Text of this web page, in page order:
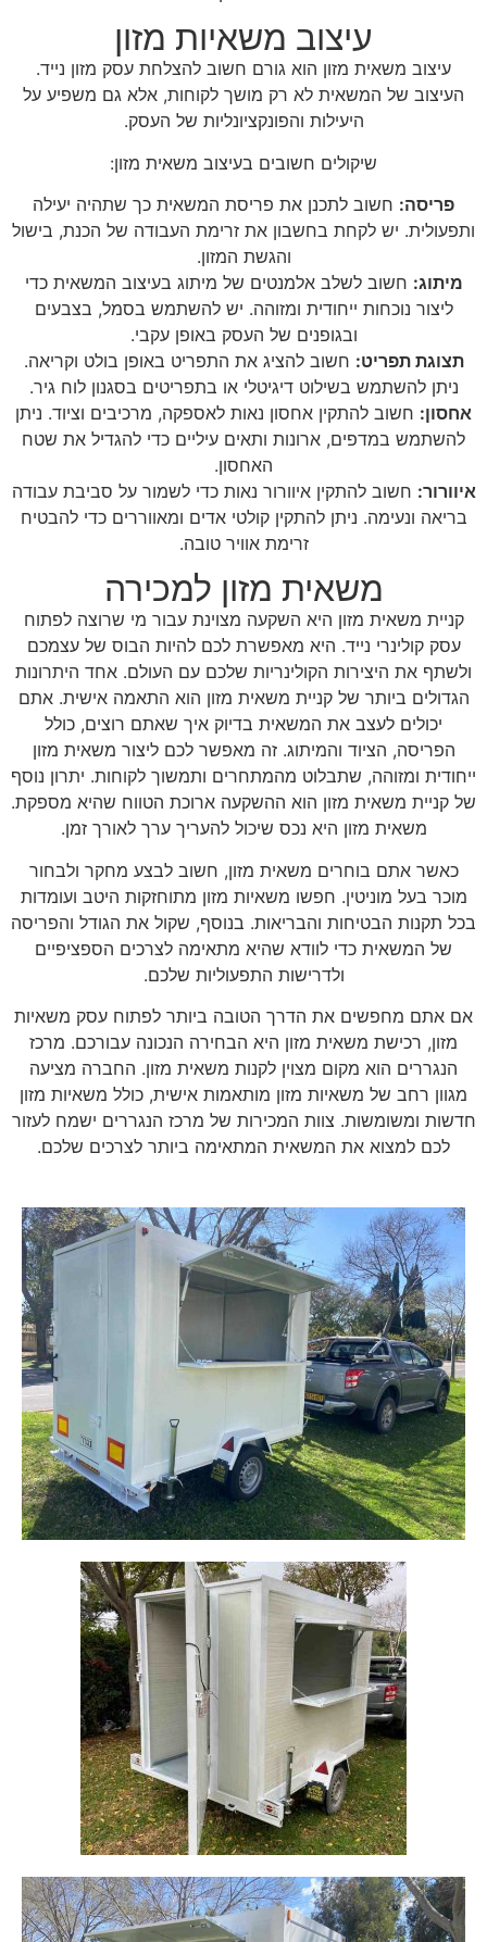
עיצוב משאיות מזון
עיצוב משאית מזון הוא גורם חשוב להצלחת עסק מזון נייד.
העיצוב של המשאית לא רק מושך לקוחות, אלא גם משפיע על
היעילות והפונקציונליות של העסק.
שיקולים חשובים בעיצוב משאית מזון:
פריסה: חשוב לתכנן את פריסת המשאית כך שתהיה יעילה
ותפעולית. יש לקחת בחשבון את זרימת העבודה של הכנת, בישול
והגשת המזון.
מיתוג: חשוב לשלב אלמנטים של מיתוג בעיצוב המשאית כדי
ליצור נוכחות ייחודית ומזוהה. יש להשתמש בסמל, בצבעים
ובגופנים של העסק באופן עקבי.
תצוגת תפריט: חשוב להציג את התפריט באופן בולט וקריאה.
ניתן להשתמש בשילוט דיגיטלי או בתפריטים בסגנון לוח גיר.
אחסון: חשוב להתקין אחסון נאות לאספקה, מרכיבים וציוד. ניתן
להשתמש במדפים, ארונות ותאים עיליים כדי להגדיל את שטח
האחסון.
איוורור: חשוב להתקין איוורור נאות כדי לשמור על סביבת עבודה
בריאה ונעימה. ניתן להתקין קולטי אדים ומאווררים כדי להבטיח
זרימת אוויר טובה.
משאית מזון למכירה
קניית משאית מזון היא השקעה מצוינת עבור מי שרוצה לפתוח
עסק קולינרי נייד. היא מאפשרת לכם להיות הבוס של עצמכם
ולשתף את היצירות הקולינריות שלכם עם העולם. אחד היתרונות
הגדולים ביותר של קניית משאית מזון הוא התאמה אישית. אתם
יכולים לעצב את המשאית בדיוק איך שאתם רוצים, כולל
הפריסה, הציוד והמיתוג. זה מאפשר לכם ליצור משאית מזון
ייחודית ומזוהה, שתבלוט מהמתחרים ותמשוך לקוחות. יתרון נוסף
של קניית משאית מזון הוא ההשקעה ארוכת הטווח שהיא מספקת.
משאית מזון היא נכס שיכול להעריך ערך לאורך זמן.
כאשר אתם בוחרים משאית מזון, חשוב לבצע מחקר ולבחור
מוכר בעל מוניטין. חפשו משאיות מזון מתוחזקות היטב ועומדות
בכל תקנות הבטיחות והבריאות. בנוסף, שקול את הגודל והפריסה
של המשאית כדי לוודא שהיא מתאימה לצרכים הספציפיים
ולדרישות התפעוליות שלכם.
אם אתם מחפשים את הדרך הטובה ביותר לפתוח עסק משאיות
מזון, רכישת משאית מזון היא הבחירה הנכונה עבורכם. מרכז
הנגררים הוא מקום מצוין לקנות משאית מזון. החברה מציעה
מגוון רחב של משאיות מזון מותאמות אישית, כולל משאיות מזון
חדשות ומשומשות. צוות המכירות של מרכז הנגררים ישמח לעזור
לכם למצוא את המשאית המתאימה ביותר לצרכים שלכם.